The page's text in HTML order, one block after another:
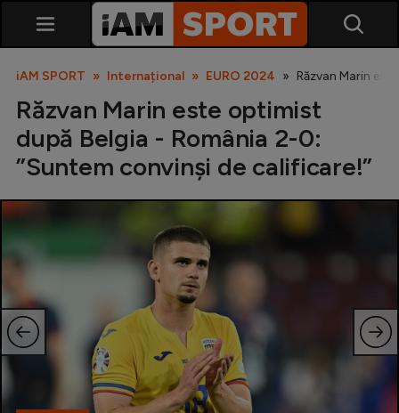
SuperLiga
Liga 2
Cupa României
Echipa Națională
U21
Fotbal feminin
iAM SPORT Internațional EURO 2024 Răzvan Marin
Răzvan Marin este optimist
după Belgia - România 2-0:
”Suntem convinși de calificare!”